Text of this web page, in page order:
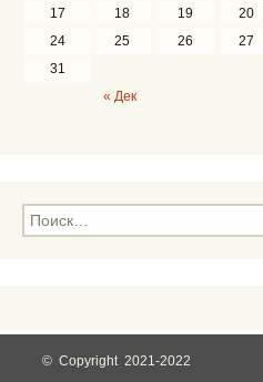
« Дек
17
18 19 20
24
25 26 27
31
Н
а
:
© Copyright 2021-2022